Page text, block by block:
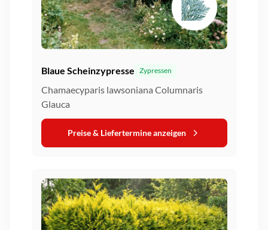
Blaue Scheinzypresse Zypressen
Chamaecyparis lawsoniana Columnaris
Glauca
Preise & Liefertermine anzeigen